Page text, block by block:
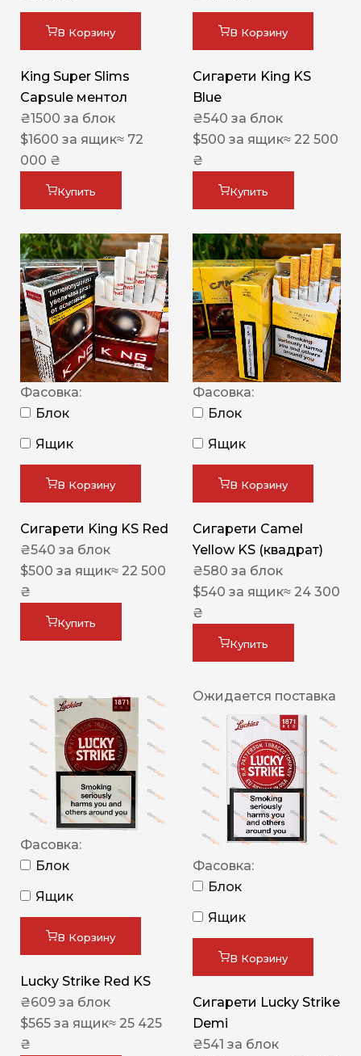
В Корзину
King Super Slims
Capsule ментол
₴1500 за блок
$1600 за ящик≈ 72
000 ₴
Купить
В Корзину
Сигарети King KS
Blue
₴540 за блок
$500 за ящик≈ 22 500
₴
Купить
Фасовка:
Блок
Ящик
В Корзину
Сигарети King KS Red
₴540 за блок
$500 за ящик≈ 22 500
₴
Купить
Фасовка:
Блок
Ящик
В Корзину
Сигарети Camel
Yellow KS (квадрат)
₴580 за блок
$540 за ящик≈ 24 300
₴
Купить
Фасовка:
Блок
Ящик
В Корзину
Lucky Strike Red KS
₴609 за блок
$565 за ящик≈ 25 425
₴
Ожидается поставка
Фасовка:
Блок
Ящик
В Корзину
Сигарети Lucky Strike
Demi
₴541 за блок